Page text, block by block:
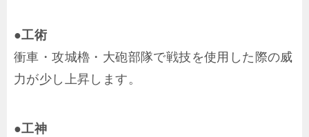
●工術
衝車・攻城櫓・大砲部隊で戦技を使用した際の威
力が少し上昇します。
●工神